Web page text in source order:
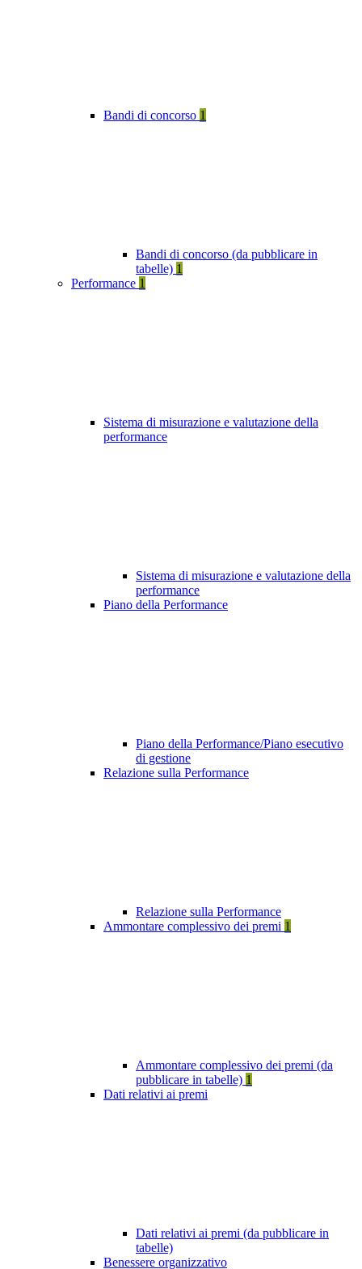
Bandi di concorso 1
Bandi di concorso (da pubblicare in
tabelle) 1
Performance 1
Sistema di misurazione e valutazione della
performance
Sistema di misurazione e valutazione della
performance
Piano della Performance
Piano della Performance/Piano esecutivo
di gestione
Relazione sulla Performance
Relazione sulla Performance
Ammontare complessivo dei premi 1
Ammontare complessivo dei premi (da
pubblicare in tabelle) 1
Dati relativi ai premi
Dati relativi ai premi (da pubblicare in
tabelle)
Benessere organizzativo